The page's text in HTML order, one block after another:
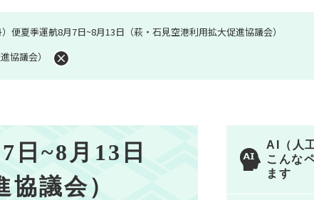
検
便夏季運航8月7日~8月13日（萩・石見空港利用拡大促進協議会）
協議会）
日~8月13日
協議会）
AI（人
こんな
ます